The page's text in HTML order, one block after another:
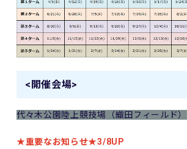
<開催会場>
代々木公園陸上競技場（織田フィールド）
★重要なお知らせ★3/8UP